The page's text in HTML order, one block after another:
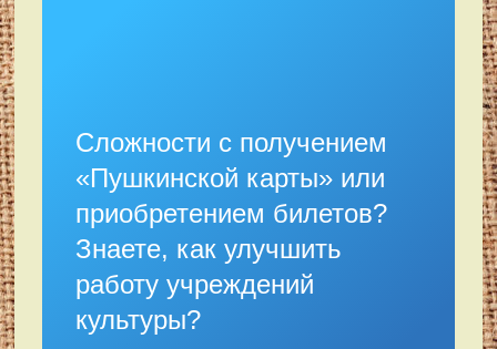
Сложности с получением
«Пушкинской карты» или
приобретением билетов?
Знаете, как улучшить
работу учреждений
культуры?